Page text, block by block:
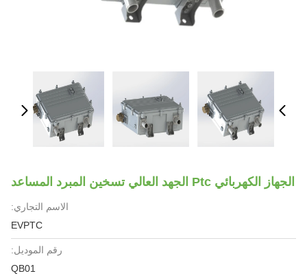
الجهاز الكهربائي Ptc الجهد العالي تسخين المبرد المساعد
الاسم التجاري:
EVPTC
رقم الموديل:
QB01